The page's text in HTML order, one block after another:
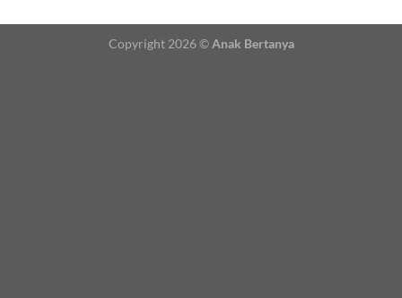
Copyright 2026 ©Anak Bertanya